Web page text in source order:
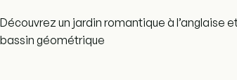
Découvrez un jardin romantique à l’anglaise
bassin géométrique